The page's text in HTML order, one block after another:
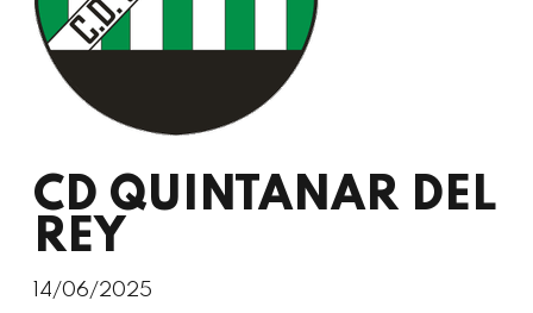
CD QUINTANAR DEL
REY
14/06/2025